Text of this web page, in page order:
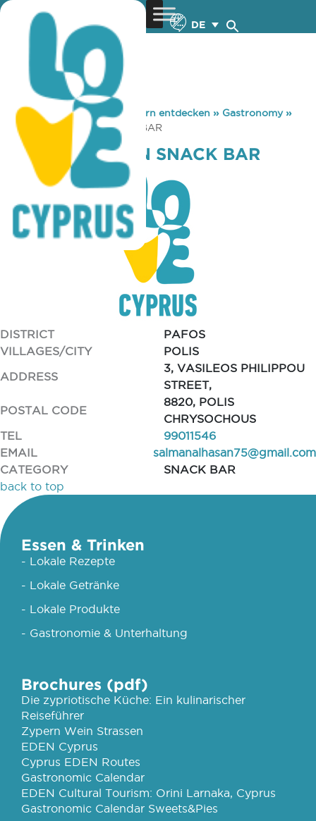
DE
You are here: Home »Zypern entdecken » Gastronomy»
ARI LAHMAJOUN SNACK BAR
ARI LAHMAJOUN SNACK BAR
DISTRICT
PAFOS
VILLAGES/CITY
POLIS
ADDRESS
3, VASILEOS PHILIPPOU
STREET,
POSTAL CODE
8820, POLIS
CHRYSOCHOUS
TEL
99011546
EMAIL
salmanalhasan75@gmail.com
CATEGORY
SNACK BAR
back to top
Essen & Trinken
- Lokale Rezepte
- Lokale Getränke
- Lokale Produkte
- Gastronomie & Unterhaltung
Brochures (pdf)
Die zypriotische Küche: Ein kulinarischer
Reiseführer
Zypern Wein Strassen
EDEN Cyprus
Cyprus EDEN Routes
Gastronomic Calendar
EDEN Cultural Tourism: Orini Larnaka, Cyprus
Gastronomic Calendar Sweets&Pies